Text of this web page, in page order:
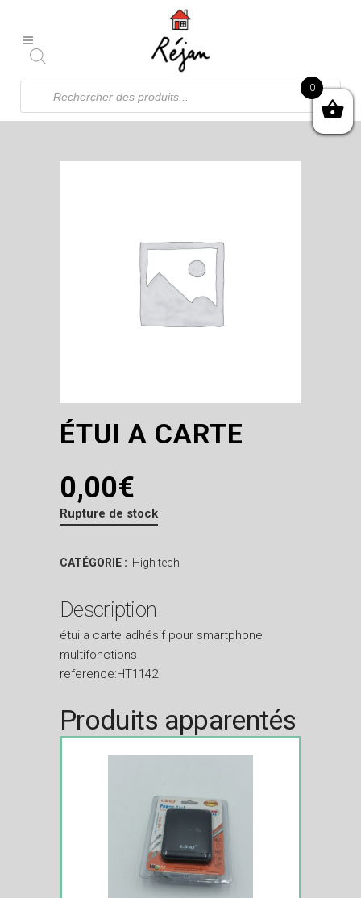
Recherche
produits
ÉTUI A CARTE
0,00€
Rupture de stock
CATÉGORIE : High tech
Description
étui a carte adhésif pour smartphone
multifonctions
reference:HT1142
Produits apparentés
0